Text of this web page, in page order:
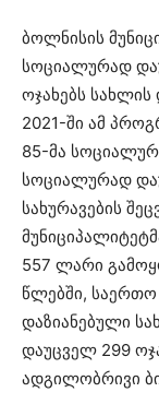
ბოლნისის
სოციალურად
ოჯახებს სახლის
2021-ში ამ
85-მა
სოციალურად
სახურავების
557 ლარი
წლებში, საერთო
დაზიანებული
დაუცველ 299
ადგილობრივი